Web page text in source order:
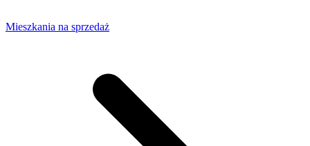
Mieszkania na sprzedaż